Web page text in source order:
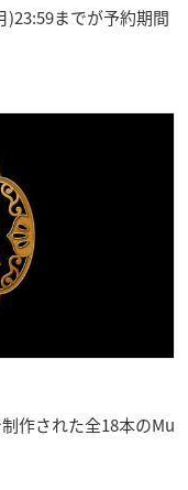
)23:59までが予約期間
作された全18本のMu